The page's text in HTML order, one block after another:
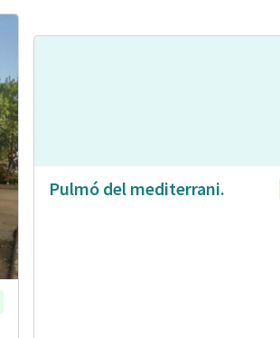
Pulmó del mediterrani.